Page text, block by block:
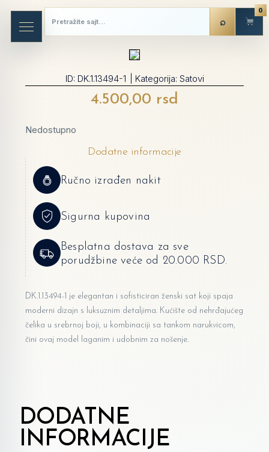
ID: DK.1.13494-1 | Kategorija: Satovi
4.500,00 rsd
Nedostupno
Dodatne informacije
Ručno izrađen nakit
Sigurna kupovina
Besplatna dostava za sve
porudžbine veće od 20.000 RSD.
DK.1.13494-1 je elegantan i sofisticiran ženski sat koji spaja
moderni dizajn s luksuznim detaljima. Kućište od nehrđajućeg
čelika u srebrnoj boji, u kombinaciji sa tankom narukvicom,
čini ovaj model laganim i udobnim za nošenje.
DODATNE
INFORMACIJE
0